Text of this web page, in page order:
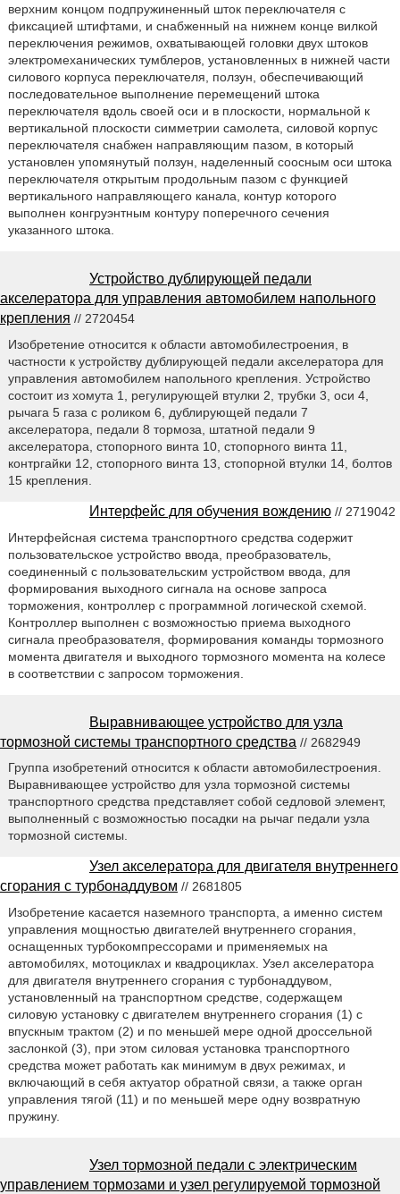
верхним концом подпружиненный шток переключателя с
фиксацией штифтами, и снабженный на нижнем конце вилкой
переключения режимов, охватывающей головки двух штоков
электромеханических тумблеров, установленных в нижней части
силового корпуса переключателя, ползун, обеспечивающий
последовательное выполнение перемещений штока
переключателя вдоль своей оси и в плоскости, нормальной к
вертикальной плоскости симметрии самолета, силовой корпус
переключателя снабжен направляющим пазом, в который
установлен упомянутый ползун, наделенный соосным оси штока
переключателя открытым продольным пазом с функцией
вертикального направляющего канала, контур которого
выполнен конгруэнтным контуру поперечного сечения
указанного штока.
Устройство дублирующей педали
акселератора для управления автомобилем напольного
крепления // 2720454
Изобретение относится к области автомобилестроения, в
частности к устройству дублирующей педали акселератора для
управления автомобилем напольного крепления. Устройство
состоит из хомута 1, регулирующей втулки 2, трубки 3, оси 4,
рычага 5 газа с роликом 6, дублирующей педали 7
акселератора, педали 8 тормоза, штатной педали 9
акселератора, стопорного винта 10, стопорного винта 11,
контргайки 12, стопорного винта 13, стопорной втулки 14, болтов
15 крепления.
Интерфейс для обучения вождению // 2719042
Интерфейсная система транспортного средства содержит
пользовательское устройство ввода, преобразователь,
соединенный с пользовательским устройством ввода, для
формирования выходного сигнала на основе запроса
торможения, контроллер с программной логической схемой.
Контроллер выполнен с возможностью приема выходного
сигнала преобразователя, формирования команды тормозного
момента двигателя и выходного тормозного момента на колесе
в соответствии с запросом торможения.
Выравнивающее устройство для узла
тормозной системы транспортного средства // 2682949
Группа изобретений относится к области автомобилестроения.
Выравнивающее устройство для узла тормозной системы
транспортного средства представляет собой седловой элемент,
выполненный с возможностью посадки на рычаг педали узла
тормозной системы.
Узел акселератора для двигателя внутреннего
сгорания с турбонаддувом // 2681805
Изобретение касается наземного транспорта, а именно систем
управления мощностью двигателей внутреннего сгорания,
оснащенных турбокомпрессорами и применяемых на
автомобилях, мотоциклах и квадроциклах. Узел акселератора
для двигателя внутреннего сгорания с турбонаддувом,
установленный на транспортном средстве, содержащем
силовую установку с двигателем внутреннего сгорания (1) с
впускным трактом (2) и по меньшей мере одной дроссельной
заслонкой (3), при этом силовая установка транспортного
средства может работать как минимум в двух режимах, и
включающий в себя актуатор обратной связи, а также орган
управления тягой (11) и по меньшей мере одну возвратную
пружину.
Узел тормозной педали с электрическим
управлением тормозами и узел регулируемой тормозной